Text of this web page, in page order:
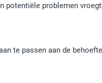
potentiële problemen
te passen aan de